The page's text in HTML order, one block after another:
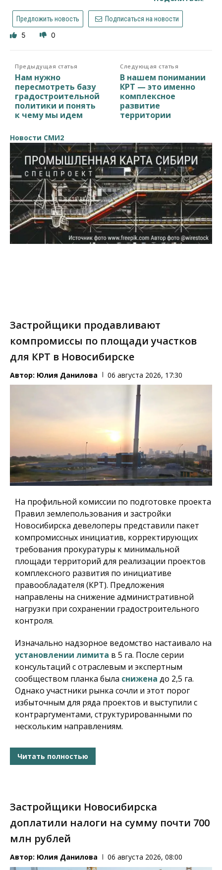
Предложить новость Подписаться на новости
5 0
Предыдущая статья
Нам нужно
пересмотреть базу
градостроительной
политики и понять
к чему мы идем
Следующая статья
В нашем понимании
КРТ — это именно
комплексное
развитие
территории
Новости СМИ2
Застройщики продавливают
компромиссы по площади участков
для КРТ в Новосибирске
Автор: Юлия Данилова 06 августа 2026, 17:30
На профильной комиссии по подготовке проекта
Правил землепользования и застройки
Новосибирска девелоперы представили пакет
компромиссных инициатив, корректирующих
требования прокуратуры к минимальной
площади территорий для реализации проектов
комплексного развития по инициативе
правообладателя (КРТ). Предложения
направлены на снижение административной
нагрузки при сохранении градостроительного
контроля.
Изначально надзорное ведомство настаивало на
установлении лимита в 5 га. После серии
консультаций с отраслевым и экспертным
сообществом планка была снижена до 2,5 га.
Однако участники рынка сочли и этот порог
избыточным для ряда проектов и выступили с
контраргументами, структурированными по
нескольким направлениям.
Читать полностью
Застройщики Новосибирска
доплатили налоги на сумму почти 700
млн рублей
Автор: Юлия Данилова 06 августа 2026, 08:00